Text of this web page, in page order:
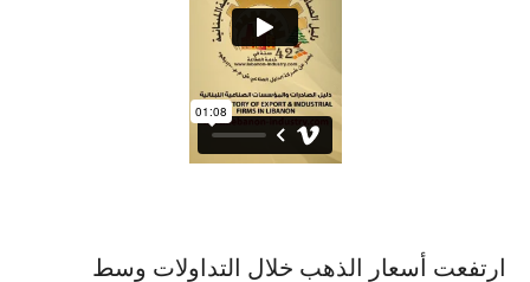
ارتفعت أسعار الذهب خلال التداولات وسط